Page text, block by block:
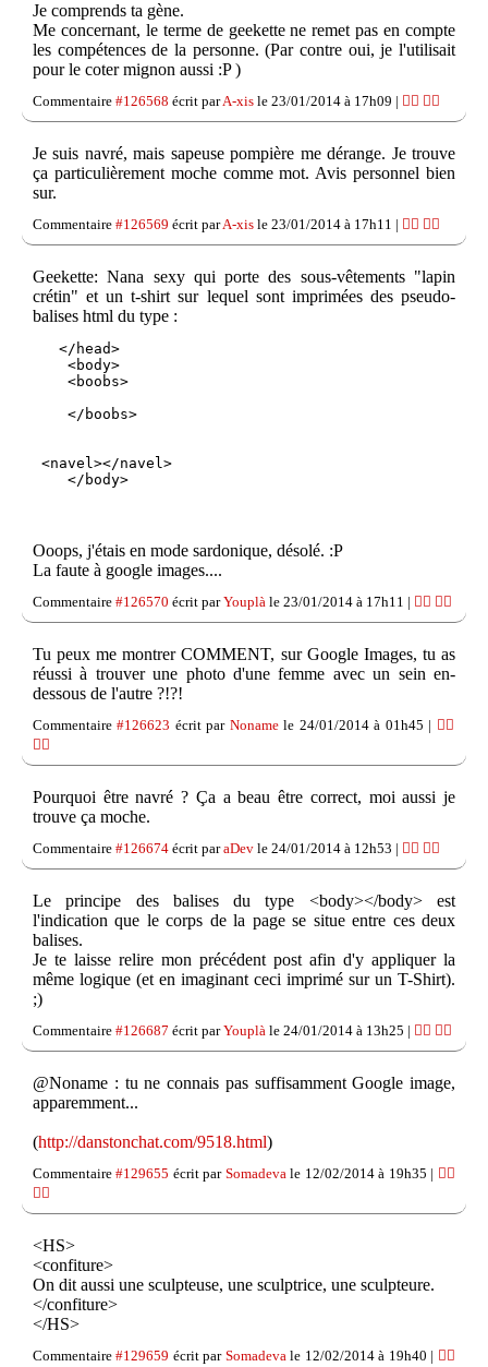
Je comprends ta gène.
Me concernant, le terme de geekette ne remet pas en compte
les compétences de la personne. (Par contre oui, je l'utilisait
pour le coter mignon aussi :P )
Commentaire #126568 écrit parA-xis le 23/01/2014 à 17h09 | 👍🏽 👎🏽
Je suis navré, mais sapeuse pompière me dérange. Je trouve
ça particulièrement moche comme mot. Avis personnel bien
sur.
Commentaire #126569 écrit parA-xis le 23/01/2014 à 17h11 | 👍🏽 👎🏽
Geekette: Nana sexy qui porte des sous-vêtements "lapin
crétin" et un t-shirt sur lequel sont imprimées des pseudo-
balises html du type :
   </head>
    <body>
<boobs>
</boobs>
<navel></navel>
    </body>
Ooops, j'étais en mode sardonique, désolé. :P
La faute à google images....
Commentaire #126570 écrit parYouplà le 23/01/2014 à 17h11 | 👍🏽 👎🏽
Tu peux me montrer COMMENT, sur Google Images, tu as
réussi à trouver une photo d'une femme avec un sein en-
dessous de l'autre ?!?!
Commentaire#126623 écrit par Nonamele 24/01/2014 à 01h45 | 👍🏽
👎🏽
Pourquoi être navré ? Ça a beau être correct, moi aussi je
trouve ça moche.
Commentaire #126674 écrit paraDev le 24/01/2014 à 12h53 | 👍🏽 👎🏽
Le principe des balises du type <body></body> est
l'indication que le corps de la page se situe entre ces deux
balises.
Je te laisse relire mon précédent post afin d'y appliquer la
même logique (et en imaginant ceci imprimé sur un T-Shirt).
;)
Commentaire #126687 écrit parYouplà le 24/01/2014 à 13h25 | 👍🏽 👎🏽
@Noname : tu ne connais pas suffisamment Google image,
apparemment...
(http://danstonchat.com/9518.html)
Commentaire#129655 écrit par Somadevale 12/02/2014 à 19h35 | 👍🏽
👎🏽
<HS>
<confiture>
On dit aussi une sculpteuse, une sculptrice, une sculpteure.
</confiture>
</HS>
Commentaire#129659 écrit par Somadevale 12/02/2014 à 19h40 | 👍🏽